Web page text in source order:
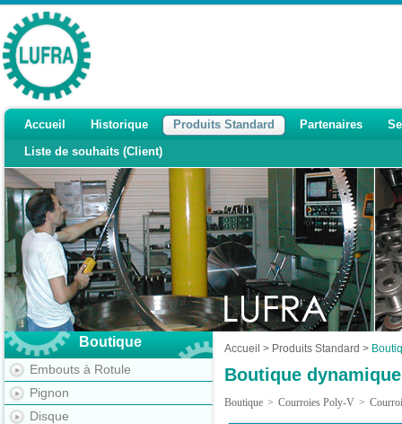
Accueil Historique Produits Standard Partenaires
Liste de souhaits (Client)
Boutique
Embouts à Rotule
Pignon
Disque
Accueil > Produits Standard >
Boutique dynamique
Boutique > Courroies Poly-V >